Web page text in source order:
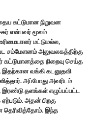
கட்டுமான நிறுவன
என்பவர் மூலம்
மட்டுமல்ல,
சம்மேளனம் அலுவலகத்திற்கு
நிறைவு செய்த
இதற்கான வங்கி கடனுதவி
அப்போது அவரிடம்
தளங்கள் எழுப்பப்பட்ட
அதன் பிறகு
தெரிவித்தோம். இந்த